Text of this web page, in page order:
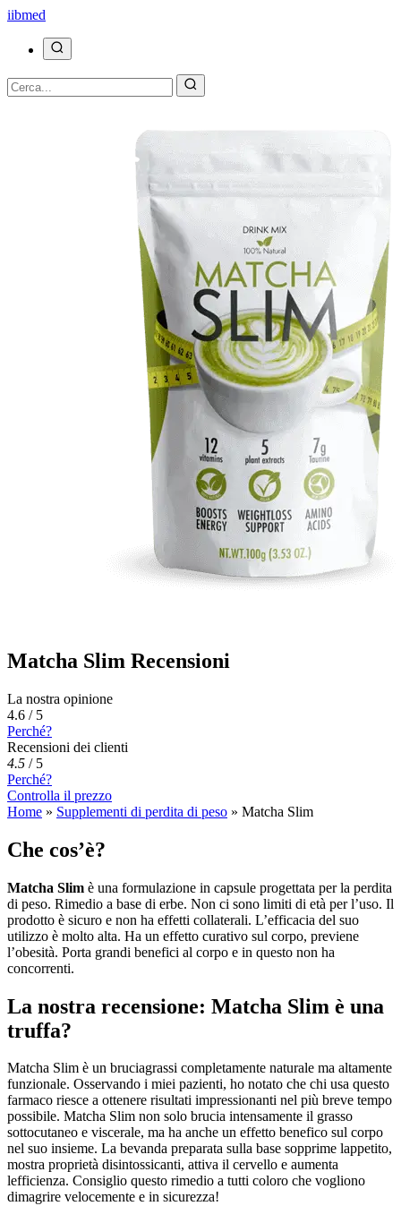
iibmed
Matcha Slim Recensioni
La nostra opinione
4.6 / 5
Perché?
Recensioni dei clienti
4.5 / 5
Perché?
Controlla il prezzo
Home » Supplementi di perdita di peso » Matcha Slim
Che cos’è?
Matcha Slim è una formulazione in capsule progettata per la perdita
di peso. Rimedio a base di erbe. Non ci sono limiti di età per l’uso. Il
prodotto è sicuro e non ha effetti collaterali. L’efficacia del suo
utilizzo è molto alta. Ha un effetto curativo sul corpo, previene
l’obesità. Porta grandi benefici al corpo e in questo non ha
concorrenti.
La nostra recensione: Matcha Slim è una
truffa?
Matcha Slim è un bruciagrassi completamente naturale ma altamente
funzionale. Osservando i miei pazienti, ho notato che chi usa questo
farmaco riesce a ottenere risultati impressionanti nel più breve tempo
possibile. Matcha Slim non solo brucia intensamente il grasso
sottocutaneo e viscerale, ma ha anche un effetto benefico sul corpo
nel suo insieme. La bevanda preparata sulla base sopprime lappetito,
mostra proprietà disintossicanti, attiva il cervello e aumenta
lefficienza. Consiglio questo rimedio a tutti coloro che vogliono
dimagrire velocemente e in sicurezza!